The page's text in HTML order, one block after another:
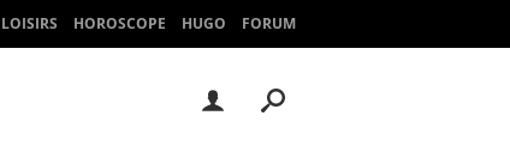
LOISIRS HOROSCOPE HUGO FORUM